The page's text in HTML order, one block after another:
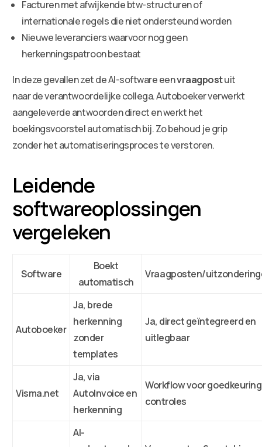
Facturen met afwijkende btw-structuren of
internationale regels die niet ondersteund worden
Nieuwe leveranciers waarvoor nog geen
herkenningspatroon bestaat
In deze gevallen zet de AI-software eenvraagpostuit
naar de verantwoordelijke collega. Autoboeker verwerkt
aangeleverde antwoorden direct en werkt het
boekingsvoorstel automatisch bij. Zo behoud je grip
zonder het automatiseringsproces te verstoren.
Leidende
softwareoplossingen
vergeleken
Software
Boekt
automatisch
Vraagposten/
Autoboeker
Ja, brede
herkenning
zonder
templates
Ja, direct geïntegreerd en
uitlegbaar
Visma.net
Ja, via
AutoInvoice en
herkenning
Workflow voor
controles
AI-